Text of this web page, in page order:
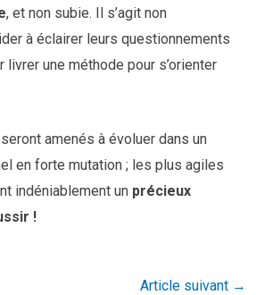
, et non subie. Il s’agit non
à éclairer leurs questionnements
une méthode pour s’orienter
amenés à évoluer dans un
en forte mutation ; les plus agiles
indéniablement un précieux
!
Article suivant →